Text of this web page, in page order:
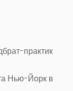
практик
Нью-Йорк в